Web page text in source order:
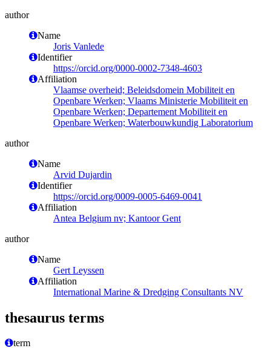
author
Name
Joris Vanlede
Identifier
https://orcid.org/0000-0002-7348-4603
Affiliation
Vlaamse overheid; Beleidsdomein Mobiliteit en
Openbare Werken; Vlaams Ministerie Mobiliteit en
Openbare Werken; Departement Mobiliteit en
Openbare Werken; Waterbouwkundig Laboratorium
author
Name
Arvid Dujardin
Identifier
https://orcid.org/0009-0005-6469-0041
Affiliation
Antea Belgium nv; Kantoor Gent
author
Name
Gert Leyssen
Affiliation
International Marine & Dredging Consultants NV
thesaurus terms
term